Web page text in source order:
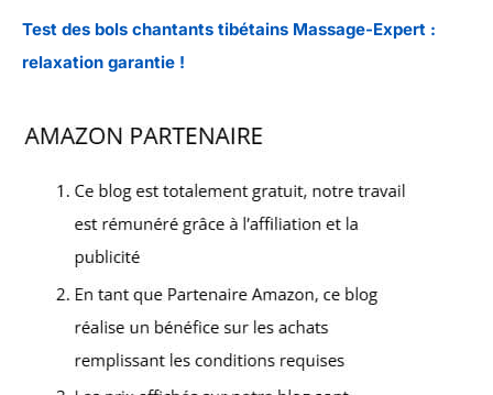
Test des bols chantants tibétains Massage-Expert :
relaxation garantie !